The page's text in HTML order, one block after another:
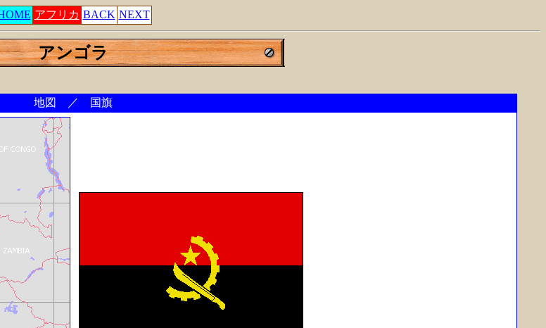
アフリカ BACK NEXT
アンゴラ
地図 ／ 国旗